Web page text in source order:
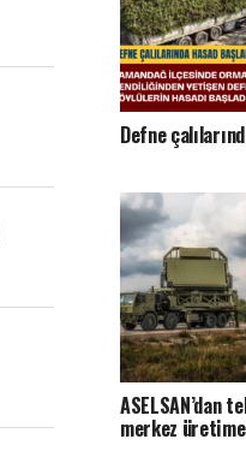
Defne
ASELSAN’dan
merkez üretime